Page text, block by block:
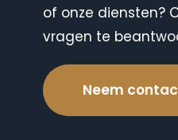
of onze diensten?
vragen te
Neem